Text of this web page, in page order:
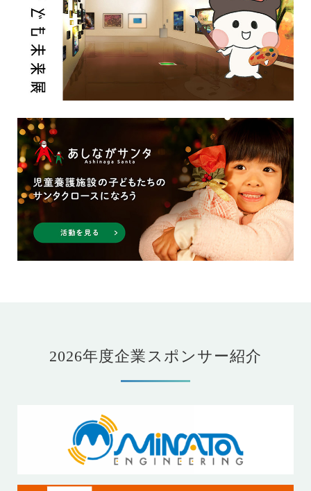
2026年度企業スポンサー紹介